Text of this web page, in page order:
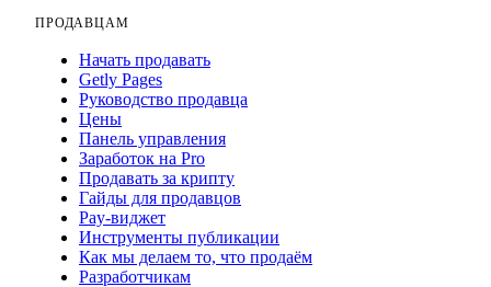
ПРОДАВЦАМ
Начать продавать
Getly Pages
Руководство продавца
Цены
Панель управления
Заработок на Pro
Продавать за крипту
Гайды для продавцов
Pay-виджет
Инструменты публикации
Как мы делаем то, что продаём
Разработчикам